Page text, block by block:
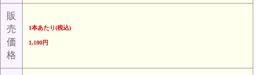
販
売
価
格
1本あたり(税込)
1,100円